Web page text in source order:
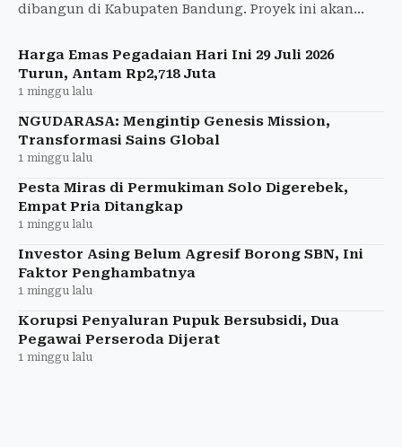
dibangun di Kabupaten Bandung. Proyek ini akan
menghasilkan listrik 40,79 M
Harga Emas Pegadaian Hari Ini 29 Juli 2026
Turun, Antam Rp2,718 Juta
1 minggu lalu
NGUDARASA: Mengintip Genesis Mission,
Transformasi Sains Global
1 minggu lalu
Pesta Miras di Permukiman Solo Digerebek,
Empat Pria Ditangkap
1 minggu lalu
Investor Asing Belum Agresif Borong SBN, Ini
Faktor Penghambatnya
1 minggu lalu
Korupsi Penyaluran Pupuk Bersubsidi, Dua
Pegawai Perseroda Dijerat
1 minggu lalu